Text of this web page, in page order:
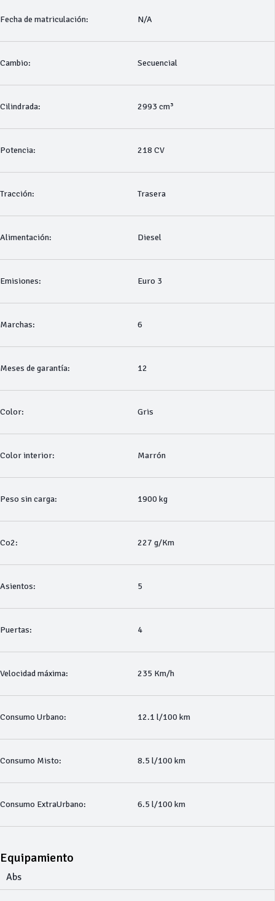
Fecha de matriculación: N/A
Cambio: Secuencial
Cilindrada: 2993 cm³
Potencia: 218 CV
Tracción: Trasera
Alimentación: Diesel
Emisiones: Euro 3
Marchas: 6
Meses de garantía: 12
Color: Gris
Color interior: Marrón
Peso sin carga: 1900 kg
Co2: 227 g/Km
Asientos: 5
Puertas: 4
Velocidad máxima: 235 Km/h
Consumo Urbano: 12.1 l/100 km
Consumo Misto: 8.5 l/100 km
Consumo ExtraUrbano: 6.5 l/100 km
Equipamiento
Abs